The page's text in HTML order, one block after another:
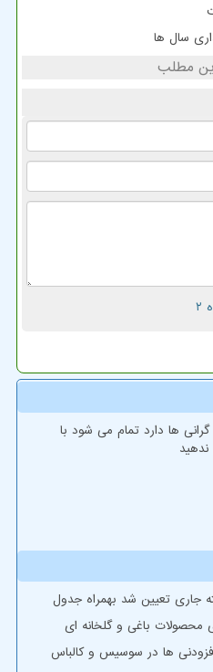
سال ها
مطلب
ها دارد تمام می شود با
جاری تعیین شد بهمراه جدول
ها در سوسیس و کالباس